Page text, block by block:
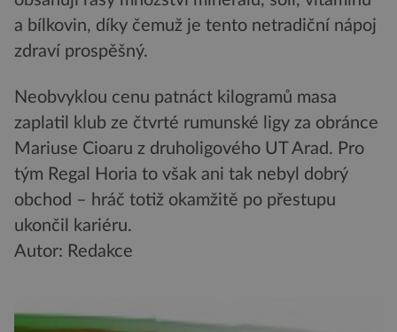
a bílkovin, díky čemuž je tento netradiční nápoj
zdraví prospěšný.
Neobvyklou cenu patnáct kilogramů masa
zaplatil klub ze čtvrté rumunské ligy za obránce
Mariuse Cioaru z druholigového UT Arad. Pro
tým Regal Horia to však ani tak nebyl dobrý
obchod – hráč totiž okamžitě po přestupu
ukončil kariéru.
Autor: Redakce